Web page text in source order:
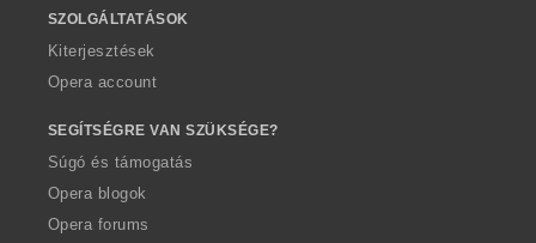
SZOLGÁLTATÁSOK
Kiterjesztések
Opera account
SEGÍTSÉGRE VAN SZÜKSÉGE?
Súgó és támogatás
Opera blogok
Opera forums